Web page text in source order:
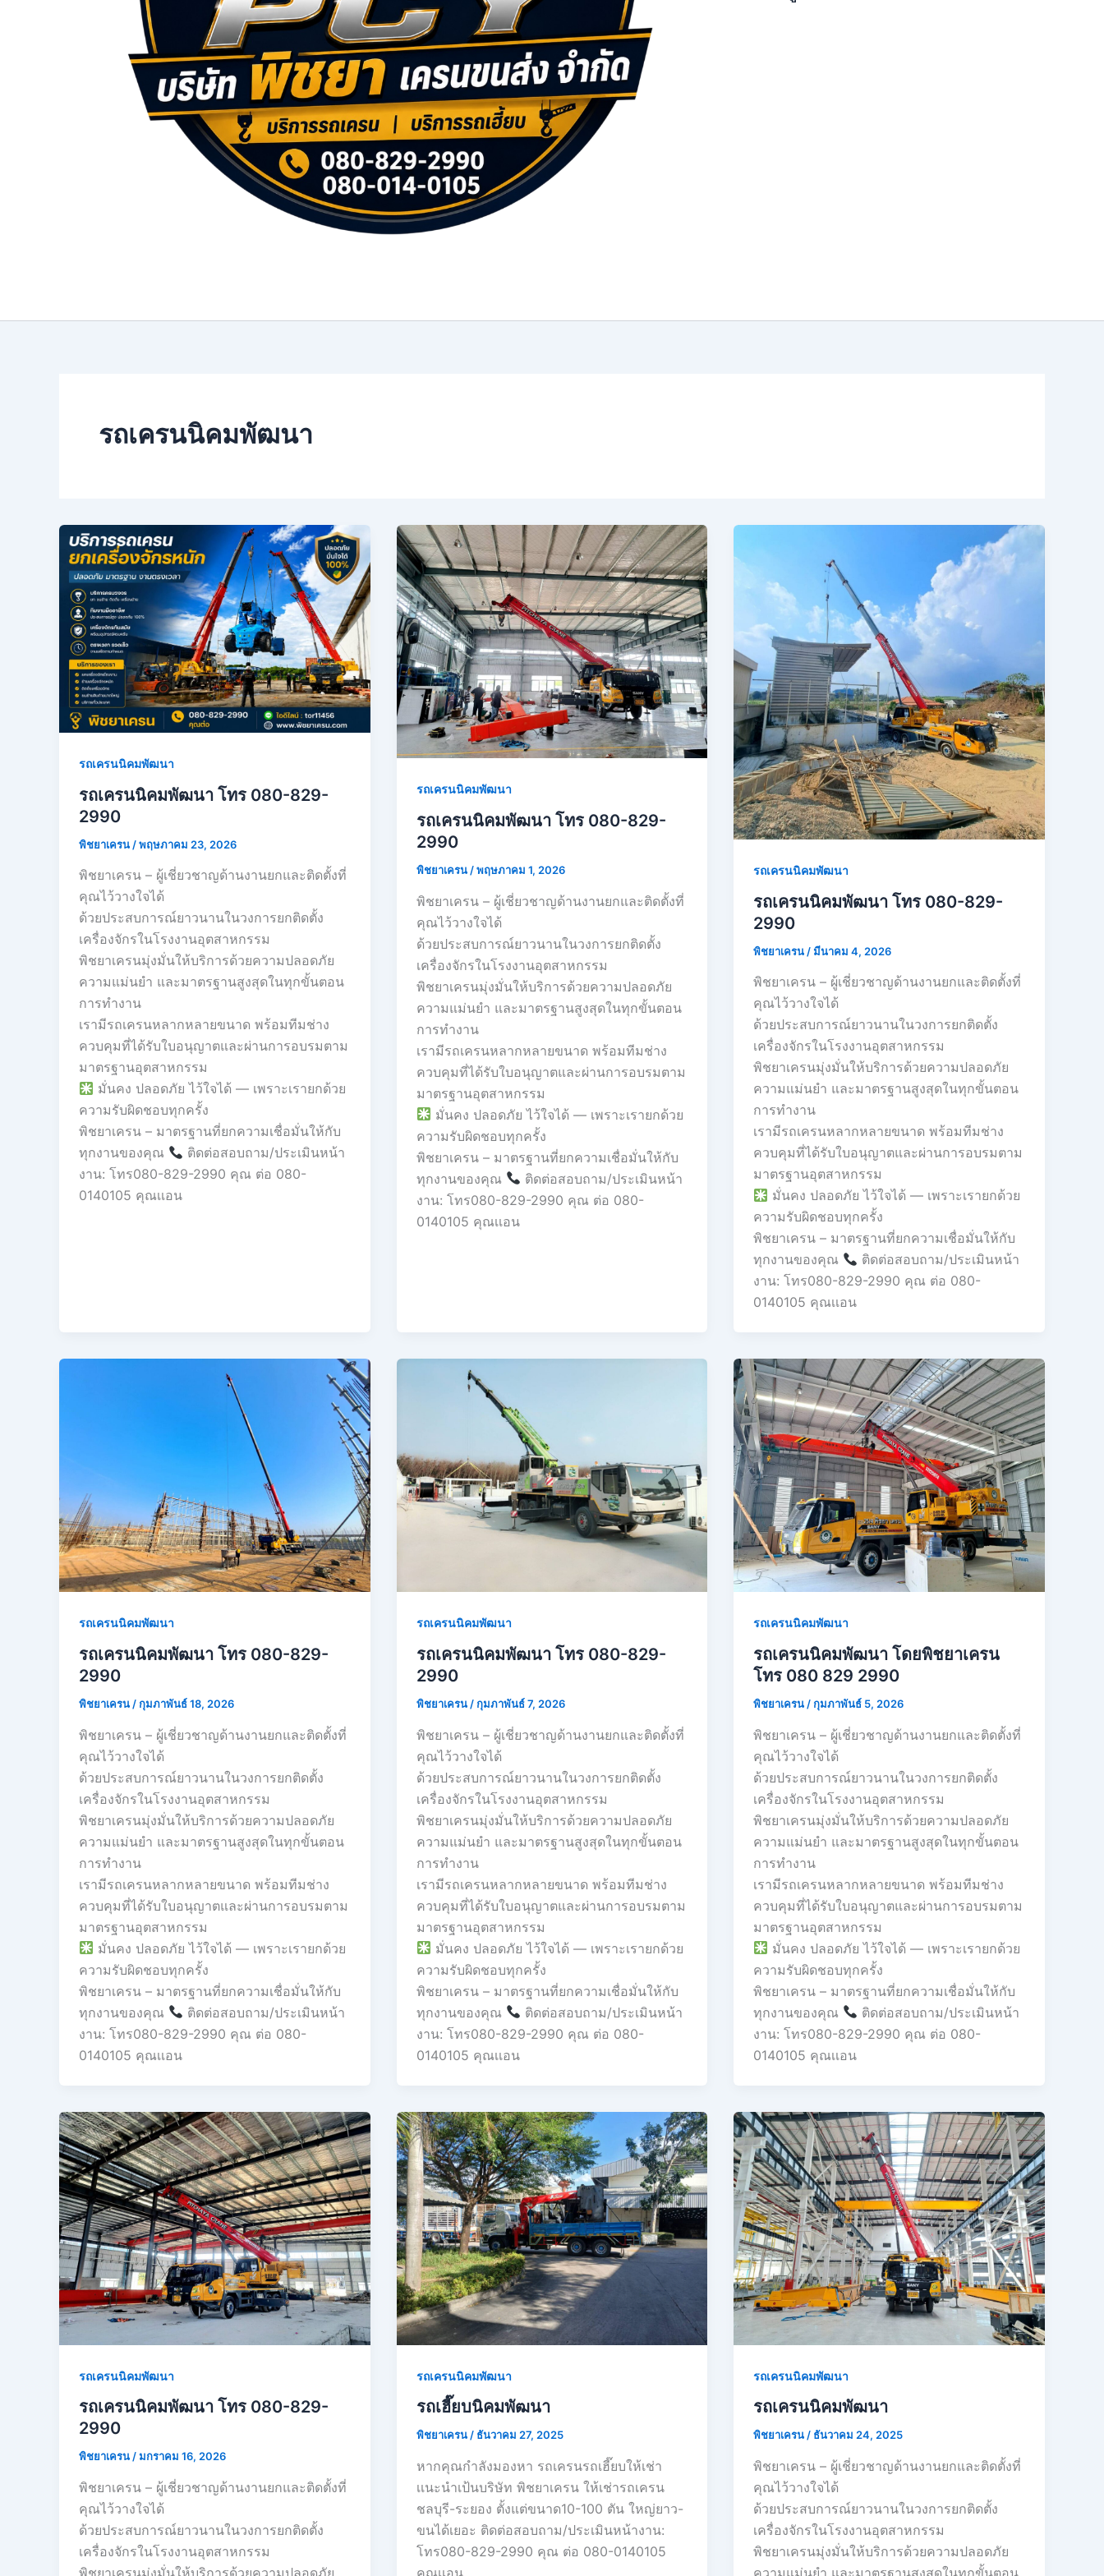
รถเครนนิคมพัฒนา
รถเครนนิคมพัฒนา
รถเครนนิคมพัฒนา โทร 080-829-
2990
พิชยาเครน /พฤษภาคม 23, 2026
พิชยาเครน – ผู้เชี่ยวชาญด้านงานยกและติดตั้งที่
คุณไว้วางใจได้
ด้วยประสบการณ์ยาวนานในวงการยกติดตั้ง
เครื่องจักรในโรงงานอุตสาหกรรม
พิชยาเครนมุ่งมั่นให้บริการด้วยความปลอดภัย
ความแม่นยำ และมาตรฐานสูงสุดในทุกขั้นตอน
การทำงาน
เรามีรถเครนหลากหลายขนาด พร้อมทีมช่าง
ควบคุมที่ได้รับใบอนุญาตและผ่านการอบรมตาม
มาตรฐานอุตสาหกรรม
มั่นคง ปลอดภัย ไว้ใจได้ — เพราะเรายกด้วย
ความรับผิดชอบทุกครั้ง
พิชยาเครน – มาตรฐานที่ยกความเชื่อมั่นให้กับ
ทุกงานของคุณ
ติดต่อสอบถาม/ประเมินหน้า
งาน: โทร080-829-2990 คุณ ต่อ 080-
0140105 คุณเเอน
รถเครนนิคมพัฒนา
รถเครนนิคมพัฒนา โทร 080-829-
2990
พิชยาเครน/พฤษภาคม 1, 2026
พิชยาเครน – ผู้เชี่ยวชาญด้านงานยกและติดตั้งที่
คุณไว้วางใจได้
ด้วยประสบการณ์ยาวนานในวงการยกติดตั้ง
เครื่องจักรในโรงงานอุตสาหกรรม
พิชยาเครนมุ่งมั่นให้บริการด้วยความปลอดภัย
ความแม่นยำ และมาตรฐานสูงสุดในทุกขั้นตอน
การทำงาน
เรามีรถเครนหลากหลายขนาด พร้อมทีมช่าง
ควบคุมที่ได้รับใบอนุญาตและผ่านการอบรมตาม
มาตรฐานอุตสาหกรรม
มั่นคง ปลอดภัย ไว้ใจได้ — เพราะเรายกด้วย
ความรับผิดชอบทุกครั้ง
พิชยาเครน – มาตรฐานที่ยกความเชื่อมั่นให้กับ
ทุกงานของคุณ
ติดต่อสอบถาม/ประเมินหน้า
งาน: โทร080-829-2990 คุณ ต่อ 080-
0140105 คุณเเอน
รถเครนนิคมพัฒนา
รถเครนนิคมพัฒนา โทร 080-829-
2990
พิชยาเครน /มีนาคม 4, 2026
พิชยาเครน – ผู้เชี่ยวชาญด้านงานยกและติดตั้งที่
คุณไว้วางใจได้
ด้วยประสบการณ์ยาวนานในวงการยกติดตั้ง
เครื่องจักรในโรงงานอุตสาหกรรม
พิชยาเครนมุ่งมั่นให้บริการด้วยความปลอดภัย
ความแม่นยำ และมาตรฐานสูงสุดในทุกขั้นตอน
การทำงาน
เรามีรถเครนหลากหลายขนาด พร้อมทีมช่าง
ควบคุมที่ได้รับใบอนุญาตและผ่านการอบรมตาม
มาตรฐานอุตสาหกรรม
มั่นคง ปลอดภัย ไว้ใจได้ — เพราะเรายกด้วย
ความรับผิดชอบทุกครั้ง
พิชยาเครน – มาตรฐานที่ยกความเชื่อมั่นให้กับ
ทุกงานของคุณ
ติดต่อสอบถาม/ประเมินหน้า
งาน: โทร080-829-2990 คุณ ต่อ 080-
0140105 คุณเเอน
รถเครนนิคมพัฒนา
รถเครนนิคมพัฒนา โทร 080-829-
2990
พิชยาเครน /กุมภาพันธ์ 18, 2026
พิชยาเครน – ผู้เชี่ยวชาญด้านงานยกและติดตั้งที่
คุณไว้วางใจได้
ด้วยประสบการณ์ยาวนานในวงการยกติดตั้ง
เครื่องจักรในโรงงานอุตสาหกรรม
พิชยาเครนมุ่งมั่นให้บริการด้วยความปลอดภัย
ความแม่นยำ และมาตรฐานสูงสุดในทุกขั้นตอน
การทำงาน
เรามีรถเครนหลากหลายขนาด พร้อมทีมช่าง
ควบคุมที่ได้รับใบอนุญาตและผ่านการอบรมตาม
มาตรฐานอุตสาหกรรม
มั่นคง ปลอดภัย ไว้ใจได้ — เพราะเรายกด้วย
ความรับผิดชอบทุกครั้ง
พิชยาเครน – มาตรฐานที่ยกความเชื่อมั่นให้กับ
ทุกงานของคุณ
ติดต่อสอบถาม/ประเมินหน้า
งาน: โทร080-829-2990 คุณ ต่อ 080-
0140105 คุณเเอน
รถเครนนิคมพัฒนา
รถเครนนิคมพัฒนา โทร 080-829-
2990
พิชยาเครน /กุมภาพันธ์ 7, 2026
พิชยาเครน – ผู้เชี่ยวชาญด้านงานยกและติดตั้งที่
คุณไว้วางใจได้
ด้วยประสบการณ์ยาวนานในวงการยกติดตั้ง
เครื่องจักรในโรงงานอุตสาหกรรม
พิชยาเครนมุ่งมั่นให้บริการด้วยความปลอดภัย
ความแม่นยำ และมาตรฐานสูงสุดในทุกขั้นตอน
การทำงาน
เรามีรถเครนหลากหลายขนาด พร้อมทีมช่าง
ควบคุมที่ได้รับใบอนุญาตและผ่านการอบรมตาม
มาตรฐานอุตสาหกรรม
มั่นคง ปลอดภัย ไว้ใจได้ — เพราะเรายกด้วย
ความรับผิดชอบทุกครั้ง
พิชยาเครน – มาตรฐานที่ยกความเชื่อมั่นให้กับ
ทุกงานของคุณ
ติดต่อสอบถาม/ประเมินหน้า
งาน: โทร080-829-2990 คุณ ต่อ 080-
0140105 คุณเเอน
รถเครนนิคมพัฒนา
รถเครนนิคมพัฒนา โดยพิชยาเครน
โทร 080 829 2990
พิชยาเครน /กุมภาพันธ์ 5, 2026
พิชยาเครน – ผู้เชี่ยวชาญด้านงานยกและติดตั้งที่
คุณไว้วางใจได้
ด้วยประสบการณ์ยาวนานในวงการยกติดตั้ง
เครื่องจักรในโรงงานอุตสาหกรรม
พิชยาเครนมุ่งมั่นให้บริการด้วยความปลอดภัย
ความแม่นยำ และมาตรฐานสูงสุดในทุกขั้นตอน
การทำงาน
เรามีรถเครนหลากหลายขนาด พร้อมทีมช่าง
ควบคุมที่ได้รับใบอนุญาตและผ่านการอบรมตาม
มาตรฐานอุตสาหกรรม
มั่นคง ปลอดภัย ไว้ใจได้ — เพราะเรายกด้วย
ความรับผิดชอบทุกครั้ง
พิชยาเครน – มาตรฐานที่ยกความเชื่อมั่นให้กับ
ทุกงานของคุณ
ติดต่อสอบถาม/ประเมินหน้า
งาน: โทร080-829-2990 คุณ ต่อ 080-
0140105 คุณเเอน
รถเครนนิคมพัฒนา
รถเครนนิคมพัฒนา โทร 080-829-
2990
พิชยาเครน/มกราคม 16, 2026
พิชยาเครน – ผู้เชี่ยวชาญด้านงานยกและติดตั้งที่
คุณไว้วางใจได้
ด้วยประสบการณ์ยาวนานในวงการยกติดตั้ง
เครื่องจักรในโรงงานอุตสาหกรรม
พิชยาเครนมุ่งมั่นให้บริการด้วยความปลอดภัย
รถเครนนิคมพัฒนา
รถเฮี๊ยบนิคมพัฒนา
พิชยาเครน/ ธันวาคม 27, 2025
หากคุณกำลังมองหา รถเครนรถเฮี๊ยบให้เช่า
เเนะนำเป้นบริษัท พิชยาเครน ให้เช่ารถเครน
ชลบุรี-ระยอง ตั้งแต่ขนาด10-100 ตัน ใหญ่ยาว-
ขนได้เยอะ ติดต่อสอบถาม/ประเมินหน้างาน:
โทร080-829-2990 คุณ ต่อ 080-0140105
คุณเเอน
รถเครนนิคมพัฒนา
รถเครนนิคมพัฒนา
พิชยาเครน/ ธันวาคม 24, 2025
พิชยาเครน – ผู้เชี่ยวชาญด้านงานยกและติดตั้งที่
คุณไว้วางใจได้
ด้วยประสบการณ์ยาวนานในวงการยกติดตั้ง
เครื่องจักรในโรงงานอุตสาหกรรม
พิชยาเครนมุ่งมั่นให้บริการด้วยความปลอดภัย
ความแม่นยำ และมาตรฐานสูงสุดในทุกขั้นตอน